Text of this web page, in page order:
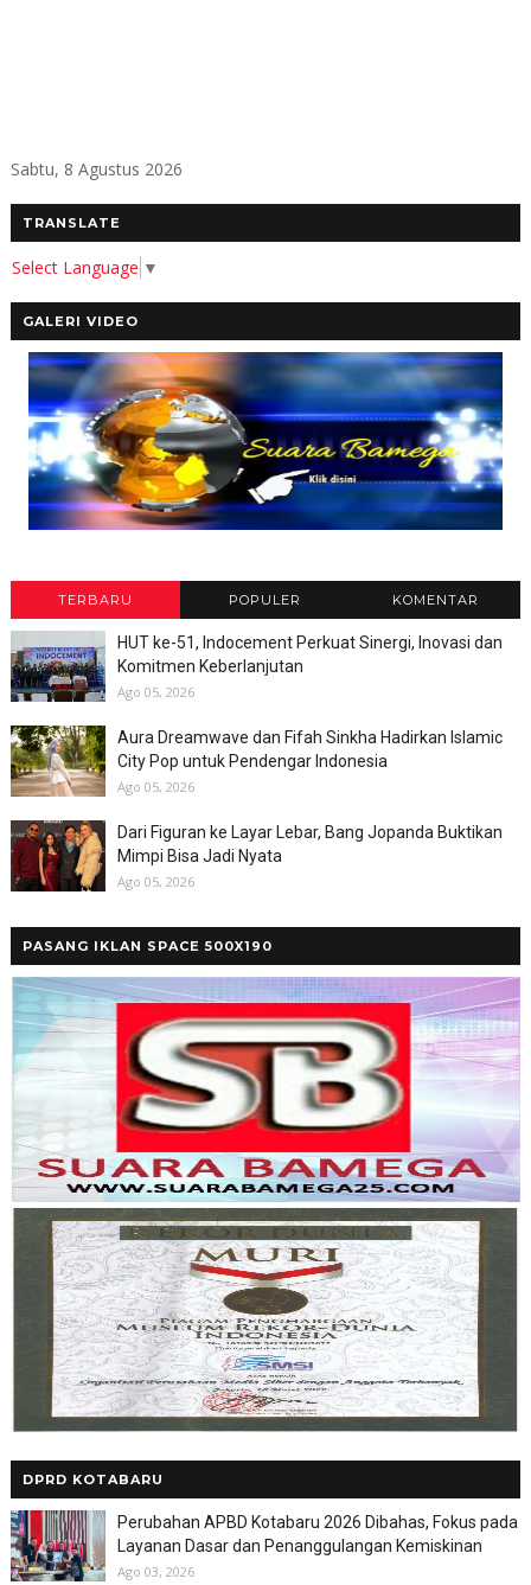
Sabtu, 8 Agustus 2026
TRANSLATE
Select Language ▼
GALERI VIDEO
TERBARU POPULER KOMENTAR
HUT ke-51, Indocement Perkuat Sinergi, Inovasi dan
Komitmen Keberlanjutan
Ago 05, 2026
Aura Dreamwave dan Fifah Sinkha Hadirkan Islamic
City Pop untuk Pendengar Indonesia
Ago 05, 2026
Dari Figuran ke Layar Lebar, Bang Jopanda Buktikan
Mimpi Bisa Jadi Nyata
Ago 05, 2026
PASANG IKLAN SPACE 500X190
DPRD KOTABARU
Perubahan APBD Kotabaru 2026 Dibahas, Fokus pada
Layanan Dasar dan Penanggulangan Kemiskinan
Ago 03, 2026